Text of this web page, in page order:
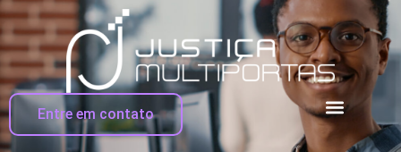
Entre em contato